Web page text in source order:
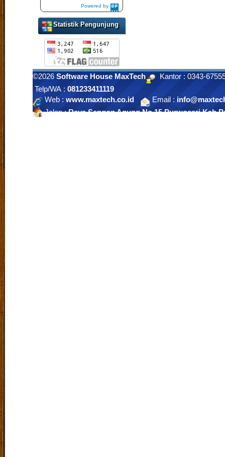
Powered by
DaysPedia.com
Statistik Pengunjung
©2026 Software House MaxTech
Kantor : 0343-
Telp/WA : 081233411119
Web : www.maxtech.co.id Email :
Jalan :Raya Sengon Agung No 15 Purwosari